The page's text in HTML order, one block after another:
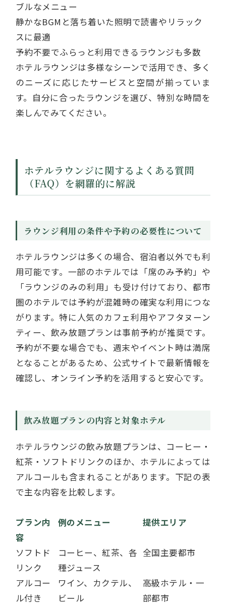
ブルなメニュー
静かなBGMと落ち着いた照明で読書やリラック
スに最適
予約不要でふらっと利用できるラウンジも多数
ホテルラウンジは多様なシーンで活用でき、多く
のニーズに応じたサービスと空間が揃っていま
す。自分に合ったラウンジを選び、特別な時間を
楽しんでみてください。
ホテルラウンジに関するよくある質問
（FAQ）を網羅的に解説
ラウンジ利用の条件や予約の必要性について
ホテルラウンジは多くの場合、宿泊者以外でも利
用可能です。一部のホテルでは「席のみ予約」や
「ラウンジのみの利用」も受け付けており、都市
圏のホテルでは予約が混雑時の確実な利用につな
がります。特に人気のカフェ利用やアフタヌーン
ティー、飲み放題プランは事前予約が推奨です。
予約が不要な場合でも、週末やイベント時は満席
となることがあるため、公式サイトで最新情報を
確認し、オンライン予約を活用すると安心です。
飲み放題プランの内容と対象ホテル
ホテルラウンジの飲み放題プランは、コーヒー・
紅茶・ソフトドリンクのほか、ホテルによっては
アルコールも含まれることがあります。下記の表
で主な内容を比較します。
プラン内
容
例のメニュー 提供エリア
ソフトド
リンク
コーヒー、紅茶、各
種ジュース
全国主要都市
アルコー
ル付き
ワイン、カクテル、
ビール
高級ホテル・一
部都市